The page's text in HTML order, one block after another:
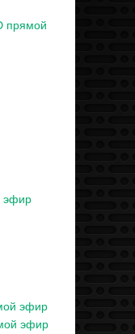
прямой
эфир
эфир
эфир